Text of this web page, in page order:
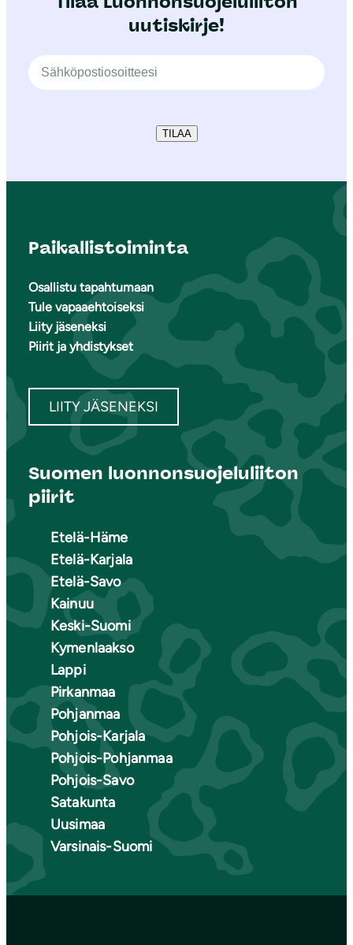
uutiskirje!
TILAA
Paikallistoiminta
Osallistu tapahtumaan
Tule vapaaehtoiseksi
Liity jäseneksi
Piirit ja yhdistykset
LIITY JÄSENEKSI
Suomen luonnonsuojeluliiton
piirit
Etelä-Häme
Etelä-Karjala
Etelä-Savo
Kainuu
Keski-Suomi
Kymenlaakso
Lappi
Pirkanmaa
Pohjanmaa
Pohjois-Karjala
Pohjois-Pohjanmaa
Pohjois-Savo
Satakunta
Uusimaa
Varsinais-Suomi